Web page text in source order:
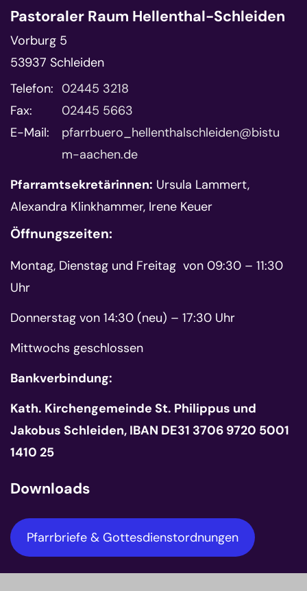
Pastoraler Raum Hellenthal-Schleiden
Vorburg 5
53937 Schleiden
Telefon: 02445 3218
Fax:
02445 5663
E-Mail:
pfarrbuero_hellenthalschleiden@bistu
m-aachen.de
Pfarramtsekretärinnen: Ursula Lammert,
Alexandra Klinkhammer, Irene Keuer
Öffnungszeiten:
Montag, Dienstag und Freitag von 09:30 – 11:30
Uhr
Donnerstag von 14:30 (neu) – 17:30 Uhr
Mittwochs geschlossen
Bankverbindung:
Kath. Kirchengemeinde St. Philippus und
Jakobus Schleiden, IBAN DE31 3706 9720 5001
1410 25
Downloads
Pfarrbriefe & Gottesdienstordnungen